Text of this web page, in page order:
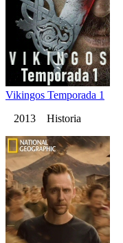
Vikingos Temporada 1
2013 Historia